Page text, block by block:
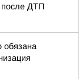
после ДТП
обязана